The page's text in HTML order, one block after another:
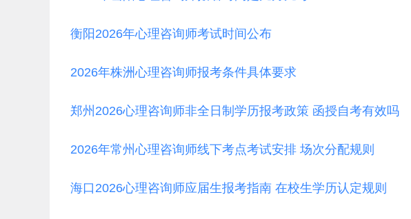
衡阳2026年心理咨询师考试时间公布
2026年株洲心理咨询师报考条件具体要求
郑州2026心理咨询师非全日制学历报考政策 函授自考有效吗
2026年常州心理咨询师线下考点考试安排 场次分配规则
海口2026心理咨询师应届生报考指南 在校生学历认定规则